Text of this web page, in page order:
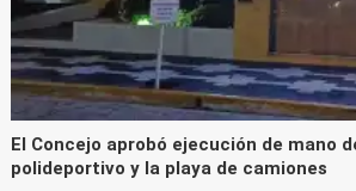
El Concejo aprobó ejecución de mano
polideportivo y la playa de camiones